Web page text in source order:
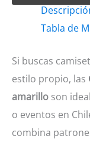
negro
cantidad
Tabla de
Si buscas
estilo propio, las
amarillo son
o eventos en
combina